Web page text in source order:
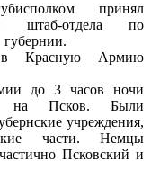
принял
штаб-отдела по
в Красную Армию
до 3 часов ночи
на Псков. Были
учреждения,
части. Немцы
Псковский и